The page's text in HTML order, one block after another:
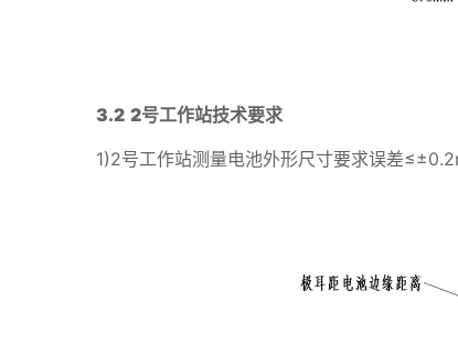
3.2 2号工作站技术要求
1)2号工作站测量电池外形尺寸要求误差